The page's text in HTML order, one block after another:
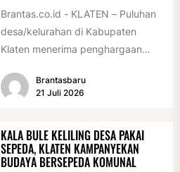
Brantas.co.id - KLATEN – Puluhan
desa/kelurahan di Kabupaten
Klaten menerima penghargaan
2026. Penghargaan tersebut
Brantasbaru
21 Juli 2026
KALA BULE KELILING DESA PAKAI
SEPEDA, KLATEN KAMPANYEKAN
BUDAYA BERSEPEDA KOMUNAL